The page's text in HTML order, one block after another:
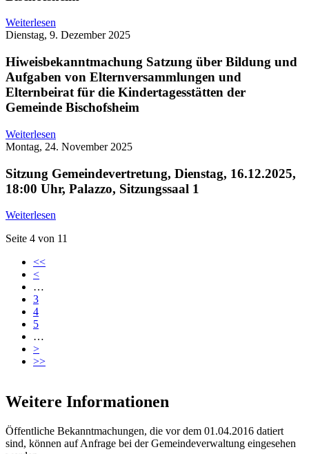
Weiterlesen
Dienstag, 9. Dezember 2025
Hiweisbekanntmachung Satzung über Bildung und
Aufgaben von Elternversammlungen und
Elternbeirat für die Kindertagesstätten der
Gemeinde Bischofsheim
Weiterlesen
Montag, 24. November 2025
Sitzung Gemeindevertretung, Dienstag, 16.12.2025,
18:00 Uhr, Palazzo, Sitzungssaal 1
Weiterlesen
Seite 4 von 11
<<
<
…
3
4
5
…
>
>>
Weitere Informationen
Öffentliche Bekanntmachungen, die vor dem 01.04.2016 datiert
sind, können auf Anfrage bei der Gemeindeverwaltung eingesehen